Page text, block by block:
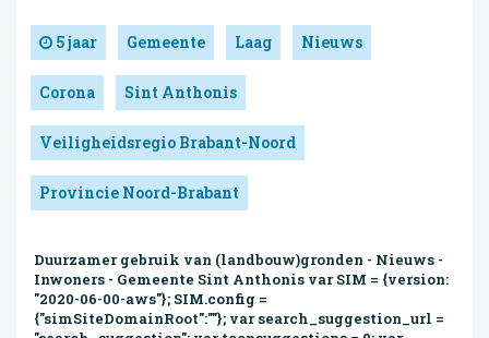
5 jaar Gemeente Laag Nieuws
Corona Sint Anthonis
Veiligheidsregio Brabant-Noord
Provincie Noord-Brabant
Duurzamer gebruik van (landbouw)gronden - Nieuws -
Inwoners - Gemeente Sint Anthonis var SIM = {version:
"2020-06-00-aws"}; SIM.config =
{"simSiteDomainRoot":""}; var search_suggestion_url =